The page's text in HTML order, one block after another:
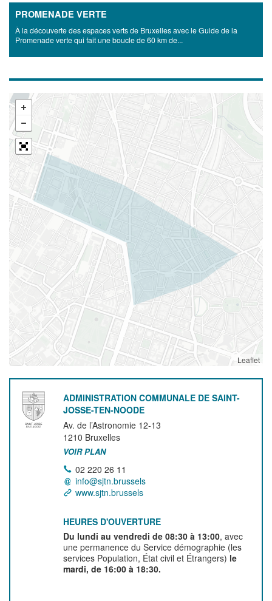
PROMENADE VERTE
À la découverte des espaces verts de Bruxelles avec le Guide de la
Promenade verte qui fait une boucle de 60 km de...
Leaflet
ADMINISTRATION COMMUNALE DE SAINT-
JOSSE-TEN-NOODE
Av. de l’Astronomie 12-13
1210 Bruxelles
VOIR PLAN
02 220 26 11
info@sjtn.brussels
www.sjtn.brussels
HEURES D'OUVERTURE
Du lundi au vendredi de 08:30 à 13:00, avec
une permanence du Service démographie (les
services Population, État civil et Étrangers) le
mardi, de 16:00 à 18:30.